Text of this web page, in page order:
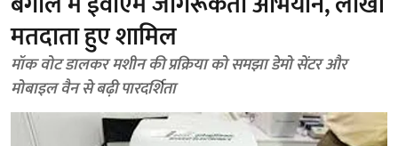
मतदाता हुए शामिल
मॉक वोट डालकर मशीन की प्रक्रिया को समझा डेमो सेंटर और
मोबाइल वैन से बढ़ी पारदर्शिता